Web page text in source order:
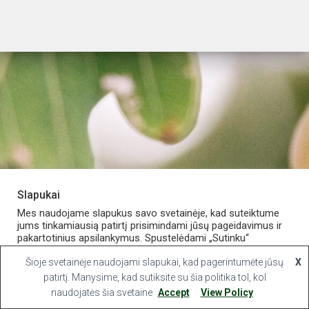
PARDUOTUVĖ APIE VAISTINĘ MANO PASKYRA
KONTAKTAI
Hestia | Developed byThemeIsle
Slapukai
Mes naudojame slapukus savo svetainėje, kad suteiktume
jums tinkamiausią patirtį prisimindami jūsų pageidavimus ir
pakartotinius apsilankymus. Spustelėdami „Sutinku“
sutinkate naudoti VISUS slapukus.
Slapukų nustatymai Sutinku
Šioje svetainėje naudojami slapukai, kad pagerintumėte jūsų
patirtį. Manysime, kad sutiksite su šia politika tol, kol
naudojatės šia svetaine
X
Accept View Policy